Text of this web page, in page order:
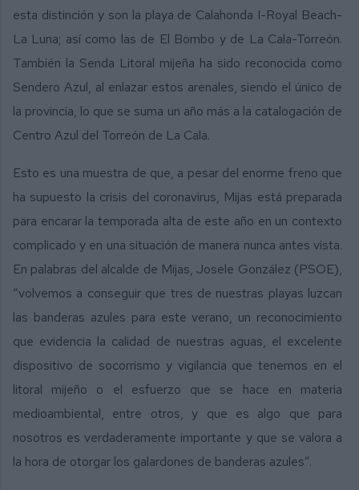
esta distinción y son la playa de Calahonda I-Royal Beach-
La Luna; así como las de El Bombo y de La Cala-Torreón.
También la Senda Litoral mijeña ha sido reconocida como
Sendero Azul, al enlazar estos arenales, siendo el único de
la provincia, lo que se suma un año más a la catalogación de
Centro Azul del Torreón de La Cala.
Esto es una muestra de que, a pesar del enorme freno que
ha supuesto la crisis del coronavirus, Mijas está preparada
para encarar la temporada alta de este año en un contexto
complicado y en una situación de manera nunca antes vista.
En palabras del alcalde de Mijas, Josele González (PSOE),
“volvemos a conseguir que tres de nuestras playas luzcan
las banderas azules para este verano, un reconocimiento
que evidencia la calidad de nuestras aguas, el excelente
dispositivo de socorrismo y vigilancia que tenemos en el
litoral mijeño o el esfuerzo que se hace en materia
medioambiental, entre otros, y que es algo que para
nosotros es verdaderamente importante y que se valora a
la hora de otorgar los galardones de banderas azules”.